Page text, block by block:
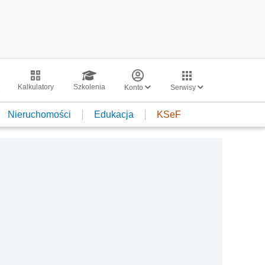
Kalkulatory Szkolenia Konto Serwisy
Nieruchomości Edukacja KSeF